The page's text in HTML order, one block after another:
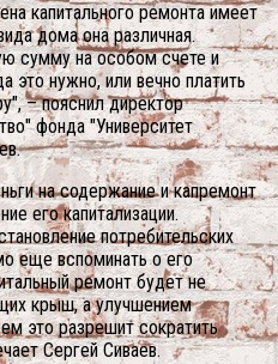
капитального ремонта имеет
дома она различная.
сумму на особом счете и
это нужно, или вечно платить
– пояснил директор
фонда "Университет
на содержание и капремонт
его капитализации.
потребительских
еще вспоминать о его
ремонт будет не
крыш, а улучшением
это разрешит сократить
Сергей Сиваев.